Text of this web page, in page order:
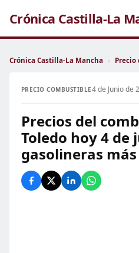
Crónica Castilla-La
Crónica Castilla-La Mancha › Precio
PRECIO COMBUSTIBLE4 de Junio de
Precios del
Toledo hoy 4 de
gasolineras